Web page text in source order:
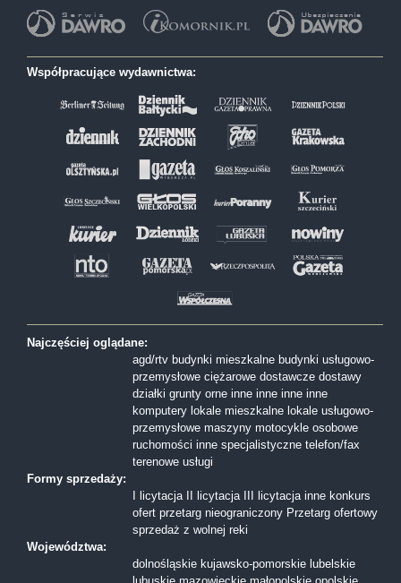
Współpracujące wydawnictwa:
Najczęściej oglądane:
agd/rtv budynki mieszkalne budynki usługowo-
przemysłowe ciężarowe dostawcze dostawy
działki grunty orne inne inne inne inne
komputery lokale mieszkalne lokale usługowo-
przemysłowe maszyny motocykle osobowe
ruchomości inne specjalistyczne telefon/fax
terenowe usługi
Formy sprzedaży:
I licytacja
II licytacja III licytacja inne konkurs
ofert przetarg nieograniczony Przetarg ofertowy
sprzedaż z wolnej reki
Województwa:
dolnośląskie kujawsko-pomorskie lubelskie